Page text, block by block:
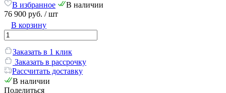
В избранное
В наличии
76 900 руб. / шт
В корзину
Заказать в 1 клик
Заказать в рассрочку
Рассчитать доставку
В наличии
Поделиться